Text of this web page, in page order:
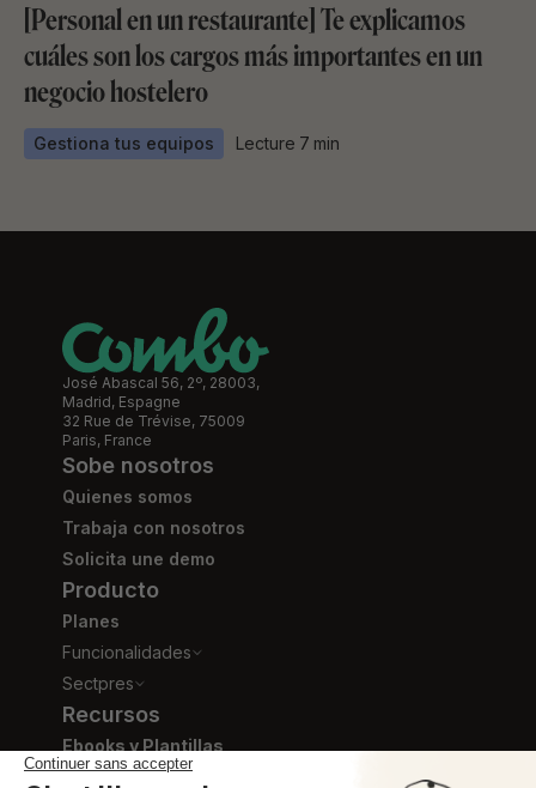
[Personal en un restaurante] Te explicamos
cuáles son los cargos más importantes en un
negocio hostelero
Gestiona tus equipos Lecture 7 min
José Abascal 56, 2º, 28003,
Madrid, Espagne
32 Rue de Trévise, 75009
Paris, France
Sobe nosotros
Quienes somos
Trabaja con nosotros
Solicita une demo
Producto
Planes
Funcionalidades
Sectpres
Recursos
Ebooks y Plantillas
Blog